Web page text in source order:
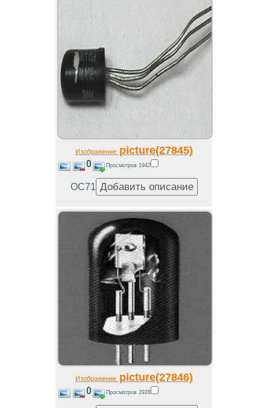
Изображениеpicture(27845)
0 Просмотров 1942
OC71
Изображениеpicture(27846)
0 Просмотров 2928